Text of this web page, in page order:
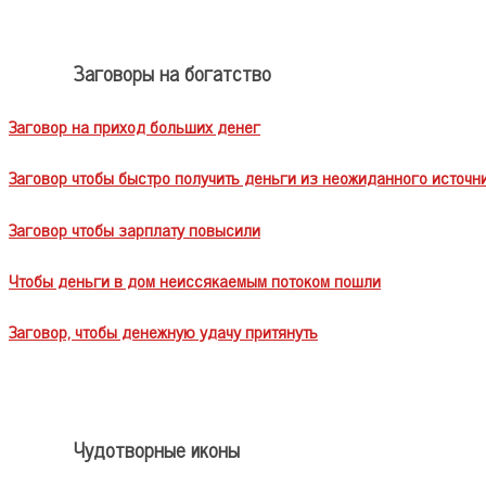
Заговоры на богатство
Заговор на приход больших денег
Заговор чтобы быстро получить деньги из неожиданного
Заговор чтобы зарплату повысили
Чтобы деньги в дом неиссякаемым потоком пошли
Заговор, чтобы денежную удачу притянуть
Чудотворные иконы